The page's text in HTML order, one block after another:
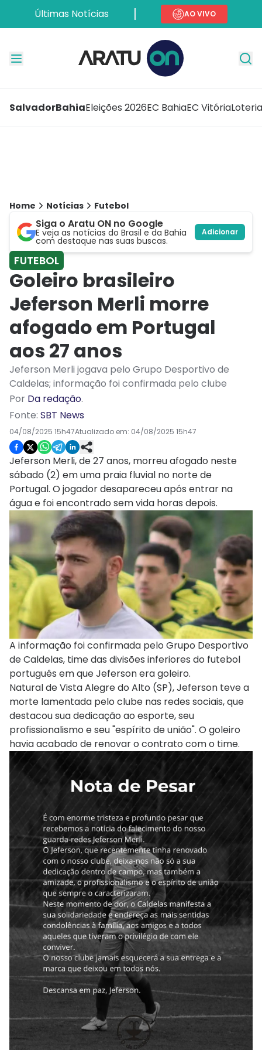
Últimas Notícias AO VIVO
SalvadorBahiaEleições 2026EC BahiaEC Vitória
Home Notícias Futebol
Siga o Aratu ON no Google
E veja as notícias do Brasil e da Bahia
com destaque nas suas buscas.
Adicionar
FUTEBOL
Goleiro brasileiro
Jeferson Merli morre
afogado em Portugal
aos 27 anos
Jeferson Merli jogava pelo Grupo Desportivo de
Caldelas; informação foi confirmada pelo clube
Por Da redação.
Fonte: SBT News
04/08/2025 15h47Atualizado em: 04/08/2025 15h47
Jeferson Merli, de 27 anos, morreu afogado neste
sábado (2) em uma praia fluvial no norte de
Portugal. O jogador desapareceu após entrar na
água e foi encontrado sem vida horas depois.
A informação foi confirmada pelo Grupo Desportivo
de Caldelas, time das divisões inferiores do futebol
português em que Jeferson era goleiro.
Natural de Vista Alegre do Alto (SP), Jeferson teve a
morte lamentada pelo clube nas redes sociais, que
destacou sua dedicação ao esporte, seu
profissionalismo e seu "espírito de união". O goleiro
havia acabado de renovar o contrato com o time.